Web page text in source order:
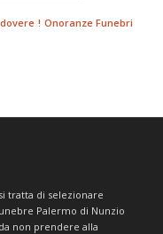
! Onoranze Funebri
tratta di selezionare
Palermo di Nunzio
non prendere alla